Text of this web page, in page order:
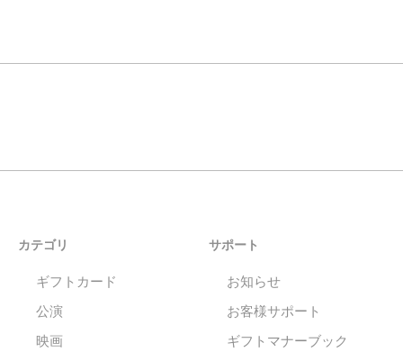
カテゴリ
ギフトカード
公演
映画
サポート
お知らせ
お客様サポート
ギフトマナーブック